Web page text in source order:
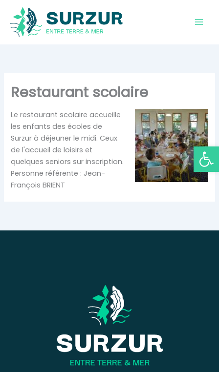
Ouvrir
contenu
Restaurant scolaire
Le restaurant scolaire accueille
les enfants des écoles de
Surzur à déjeuner le midi. Ceux
de l'accueil de loisirs et
quelques seniors sur inscription.
Personne référente : Jean-
François BRIENT